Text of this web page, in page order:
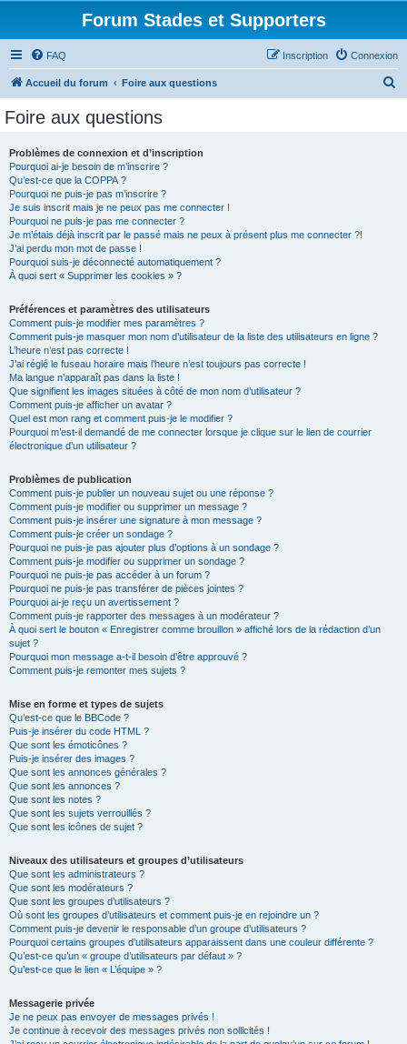
Forum Stades et Supporters
FAQ Connexion
Inscription
Accueil du forum Foire aux questions
Foire aux questions
Problèmes de connexion et d’inscription
Pourquoi ai-je besoin de m’inscrire ?
Qu’est-ce que la COPPA ?
Pourquoi ne puis-je pas m’inscrire ?
Je suis inscrit mais je ne peux pas me connecter !
Pourquoi ne puis-je pas me connecter ?
Je m’étais déjà inscrit par le passé mais ne peux à présent plus me connecter ?!
J’ai perdu mon mot de passe !
Pourquoi suis-je déconnecté automatiquement ?
À quoi sert « Supprimer les cookies » ?
Préférences et paramètres des utilisateurs
Comment puis-je modifier mes paramètres ?
Comment puis-je masquer mon nom d’utilisateur de la liste des utilisateurs en ligne ?
L’heure n’est pas correcte !
J’ai réglé le fuseau horaire mais l’heure n’est toujours pas correcte !
Ma langue n’apparaît pas dans la liste !
Que signifient les images situées à côté de mon nom d’utilisateur ?
Comment puis-je afficher un avatar ?
Quel est mon rang et comment puis-je le modifier ?
Pourquoi m’est-il demandé de me connecter lorsque je clique sur le lien de courrier
électronique d’un utilisateur ?
Problèmes de publication
Comment puis-je publier un nouveau sujet ou une réponse ?
Comment puis-je modifier ou supprimer un message ?
Comment puis-je insérer une signature à mon message ?
Comment puis-je créer un sondage ?
Pourquoi ne puis-je pas ajouter plus d’options à un sondage ?
Comment puis-je modifier ou supprimer un sondage ?
Pourquoi ne puis-je pas accéder à un forum ?
Pourquoi ne puis-je pas transférer de pièces jointes ?
Pourquoi ai-je reçu un avertissement ?
Comment puis-je rapporter des messages à un modérateur ?
À quoi sert le bouton « Enregistrer comme brouillon » affiché lors de la rédaction d’un
sujet ?
Pourquoi mon message a-t-il besoin d’être approuvé ?
Comment puis-je remonter mes sujets ?
Mise en forme et types de sujets
Qu’est-ce que le BBCode ?
Puis-je insérer du code HTML ?
Que sont les émoticônes ?
Puis-je insérer des images ?
Que sont les annonces générales ?
Que sont les annonces ?
Que sont les notes ?
Que sont les sujets verrouillés ?
Que sont les icônes de sujet ?
Niveaux des utilisateurs et groupes d’utilisateurs
Que sont les administrateurs ?
Que sont les modérateurs ?
Que sont les groupes d’utilisateurs ?
Où sont les groupes d’utilisateurs et comment puis-je en rejoindre un ?
Comment puis-je devenir le responsable d’un groupe d’utilisateurs ?
Pourquoi certains groupes d’utilisateurs apparaissent dans une couleur différente ?
Qu’est-ce qu’un « groupe d’utilisateurs par défaut » ?
Qu’est-ce que le lien « L’équipe » ?
Messagerie privée
Je ne peux pas envoyer de messages privés !
Je continue à recevoir des messages privés non sollicités !